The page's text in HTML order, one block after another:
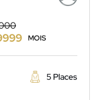
MOIS
5 Places